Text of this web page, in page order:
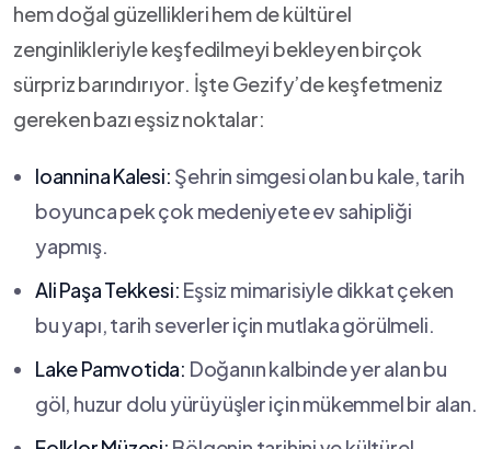
hem ​doğal güzellikleri hem ‍de ​kültürel
zenginlikleriyle keşfedilmeyi bekleyen birçok
sürpriz barındırıyor. İşte Gezify’de​ keşfetmeniz
gereken bazı eşsiz noktalar:
Ioannina⁣ Kalesi: Şehrin simgesi olan ⁢bu kale, tarih
boyunca⁣ pek çok medeniyete⁢ ev sahipliği
yapmış.
Ali Paşa⁣ Tekkesi: Eşsiz mimarisiyle‍ dikkat çeken
bu yapı, tarih severler ⁤için mutlaka görülmeli.
Lake Pamvotida: Doğanın kalbinde yer ⁣alan bu
göl, huzur dolu yürüyüşler⁤ için ⁢mükemmel bir alan.